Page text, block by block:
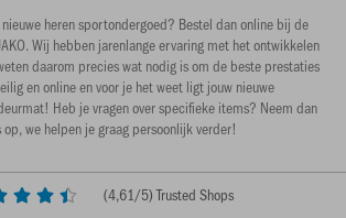
heren sportondergoed? Bestel dan online bij de
Wij hebben jarenlange ervaring met het ontwikkelen
daarom precies wat nodig is om de beste prestaties
en online en voor je het weet ligt jouw nieuwe
Heb je vragen over specifieke items? Neem dan
op, we helpen je graag persoonlijk verder!
(4,61/5) Trusted Shops